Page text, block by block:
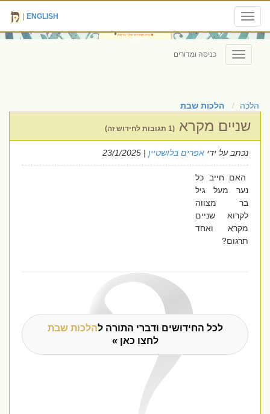
Toggle
navigation
ENGLISH
Toggle
navigation
כניסה ומדורים
הלכה הלכות שבת
שניים מקרא (1 תגובות לחידוש זה)
נכתב על ידי אפרים בלושטיין | 23/1/2025
האם חייב כל
נער מעל גיל
בר מצווה
לקרוא שניים
מקרא ואחד
תרגום?
לכל החידושים ודברי התורה להלכות שבת
לחצו כאן »